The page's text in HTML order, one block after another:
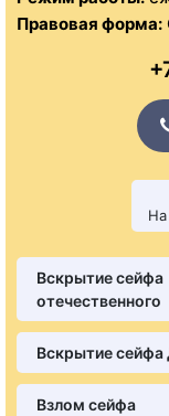
Правовая форма:
На
Вскрытие сейфа
отечественного
Вскрытие
Взлом сейфа